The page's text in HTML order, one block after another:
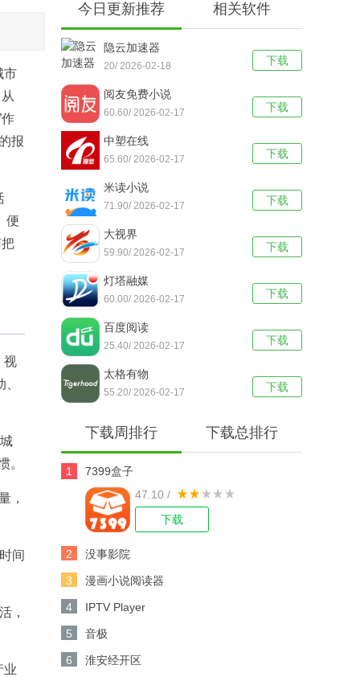
市
报
便
视
。
，
间
，
业
今日更新推荐 相关软件
下载
隐云加速器
20/ 2026-02-18
下载
阅友免费小说
60.60/ 2026-02-17
下载
中塑在线
65.60/ 2026-02-17
下载
米读小说
71.90/ 2026-02-17
下载
大视界
59.90/ 2026-02-17
下载
灯塔融媒
60.00/ 2026-02-17
下载
百度阅读
25.40/ 2026-02-17
下载
太格有物
55.20/ 2026-02-17
下载周排行 下载总排行
1
7399盒子
47.10 /
下载
2 没事影院
3 漫画小说阅读器
4 IPTV Player
5 音极
6 淮安经开区